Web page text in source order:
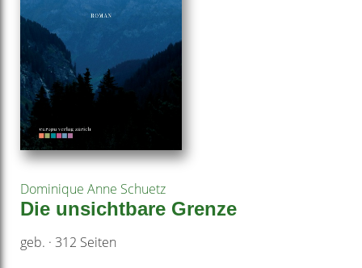
Dominique Anne Schuetz
Die unsichtbare Grenze
geb. · 312 Seiten